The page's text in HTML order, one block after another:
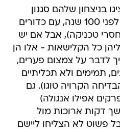
בניצחון שלהם סגנון
משחק ייחודי (אנגליה של לפני 100 שנה, עם כדורים
טכניקה), אבל אם יש
כל הקלישאות - אלו הן
לדבר על צמצום פערים,
תמימים ולא תכליתיים
הקרויה טוגו). גם
אפילו אנגולה)
דקות ארוכות מול
פשוט לא הצליחו ליישם